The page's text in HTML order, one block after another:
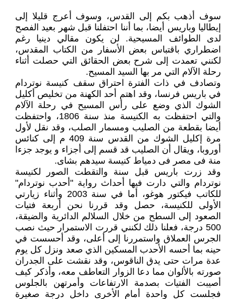
سوف أذهب بكم إلى القدس، وسوف أعرج قليلا إلى
إيطاليا وباريس أيضا، بما أننا احتفلنا قبل شهر بعيد الفصح
لدى الطوائف المسيحية. لن يكون مقالي دينيا رغم
اضطراري باقتباس بعض الأسفار من الكتاب المقدس،
لكنني تعمدت إلى شرح بعض الحقائق التي حصلت أثناء
رحلة الآلام التي مر بها السيد المسيح.
وتصادف في ذات الفترة احتراق سقف كنيسة نوتردام
في باريس فرنسا، وقد اهتم أحد الكهنة من تخليص أكليل
الشوك الذي وضع على رأس المسيح في رحلة الآلام
والتي احتفظت به الكنيسة منذ سنة 1806، واحتفظت
أيضا بقطعة من الصليب ومسمار الصلب، وقد نقل لأول
مرة إكليل الشوك من القدس سنة 409 م إلى كنائس
أوروبا، ويقال أن الصليب قد قسم إلى أجزاء و يوجد جزءا
منة فى مصر فى دمياط كنيسة سيدهم بشاى.
وقد زرت باريس قبل سنة والتقطت الصور لكنيسة
نوتردام والتي دارت فيها أحداث رواية "أحدب نوتردام"
للكاتب فيكتور هوغو، أما في سنة 2003 وأثناء زيارتي
الأولى للكنيسة، حصل وقد قررنا نحن أربعة فتيات
الصعود إلى السطح من خلال السلالم الدائرية والضيقة،
500 درجة، فعلنا ذلك لكنني قررت الاستمرار حيث نصب
الجرس العملاق واستمررنا إلى أعلى، وقد أحسست في
حينه بما أحسه الأحدب المسكين الذي صعد ونزل كل يوم
عدة مرات حتى يدق الناقوس، وقد نقشت على الجدران
صورته بالألوان مما دعا الزوار التعاطف معه، وأذكر كيف
أصيبت الفتيات بصدمة الارتفاعات وأمرتهن بالجلوس
فجلست كل واحدة أمام الأخرى داخل درجة صغيرة